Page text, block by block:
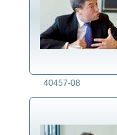
40457-08